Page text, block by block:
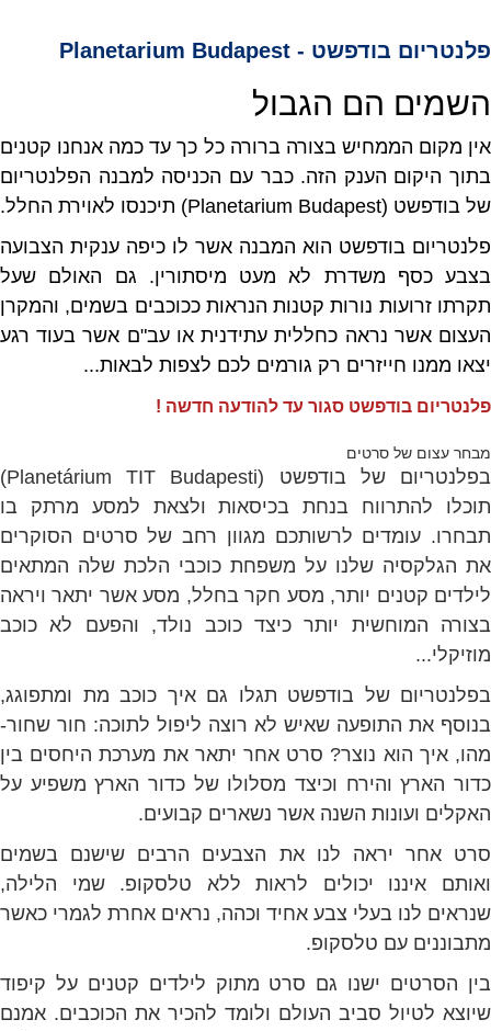
פלנטריום בודפשט - Planetarium Budapest
השמים הם הגבול
אין מקום הממחיש בצורה ברורה כל כך עד כמה אנחנו קטנים
בתוך היקום הענק הזה. כבר עם הכניסה למבנה הפלנטריום
של בודפשט (Planetarium Budapest) תיכנסו לאוירת החלל.
פלנטריום בודפשט הוא המבנה אשר לו כיפה ענקית הצבועה
בצבע כסף משדרת לא מעט מיסתורין. גם האולם שעל
תקרתו זרועות נורות קטנות הנראות ככוכבים בשמים, והמקרן
העצום אשר נראה כחללית עתידנית או עב"ם אשר בעוד רגע
יצאו ממנו חייזרים רק גורמים לכם לצפות לבאות...
פלנטריום בודפשט סגור עד להודעה חדשה !
מבחר עצום של סרטים
בפלנטריום של בודפשט (Planetárium TIT Budapesti)
תוכלו להתרווח בנחת בכיסאות ולצאת למסע מרתק בו
תבחרו. עומדים לרשותכם מגוון רחב של סרטים הסוקרים
את הגלקסיה שלנו על משפחת כוכבי הלכת שלה המתאים
לילדים קטנים יותר, מסע חקר בחלל, מסע אשר יתאר ויראה
בצורה המוחשית יותר כיצד כוכב נולד, והפעם לא כוכב
מוזיקלי...
בפלנטריום של בודפשט תגלו גם איך כוכב מת ומתפוגג,
בנוסף את התופעה שאיש לא רוצה ליפול לתוכה: חור שחור-
מהו, איך הוא נוצר? סרט אחר יתאר את מערכת היחסים בין
כדור הארץ והירח וכיצד מסלולו של כדור הארץ משפיע על
האקלים ועונות השנה אשר נשארים קבועים.
סרט אחר יראה לנו את הצבעים הרבים שישנם בשמים
ואותם איננו יכולים לראות ללא טלסקופ. שמי הלילה,
שנראים לנו בעלי צבע אחיד וכהה, נראים אחרת לגמרי כאשר
מתבוננים עם טלסקופ.
בין הסרטים ישנו גם סרט מתוק לילדים קטנים על קיפוד
שיוצא לטיול סביב העולם ולומד להכיר את הכוכבים. אמנם